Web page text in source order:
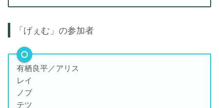
「げぇむ」の参加者
有栖良平／アリス
レイ
ノブ
テツ